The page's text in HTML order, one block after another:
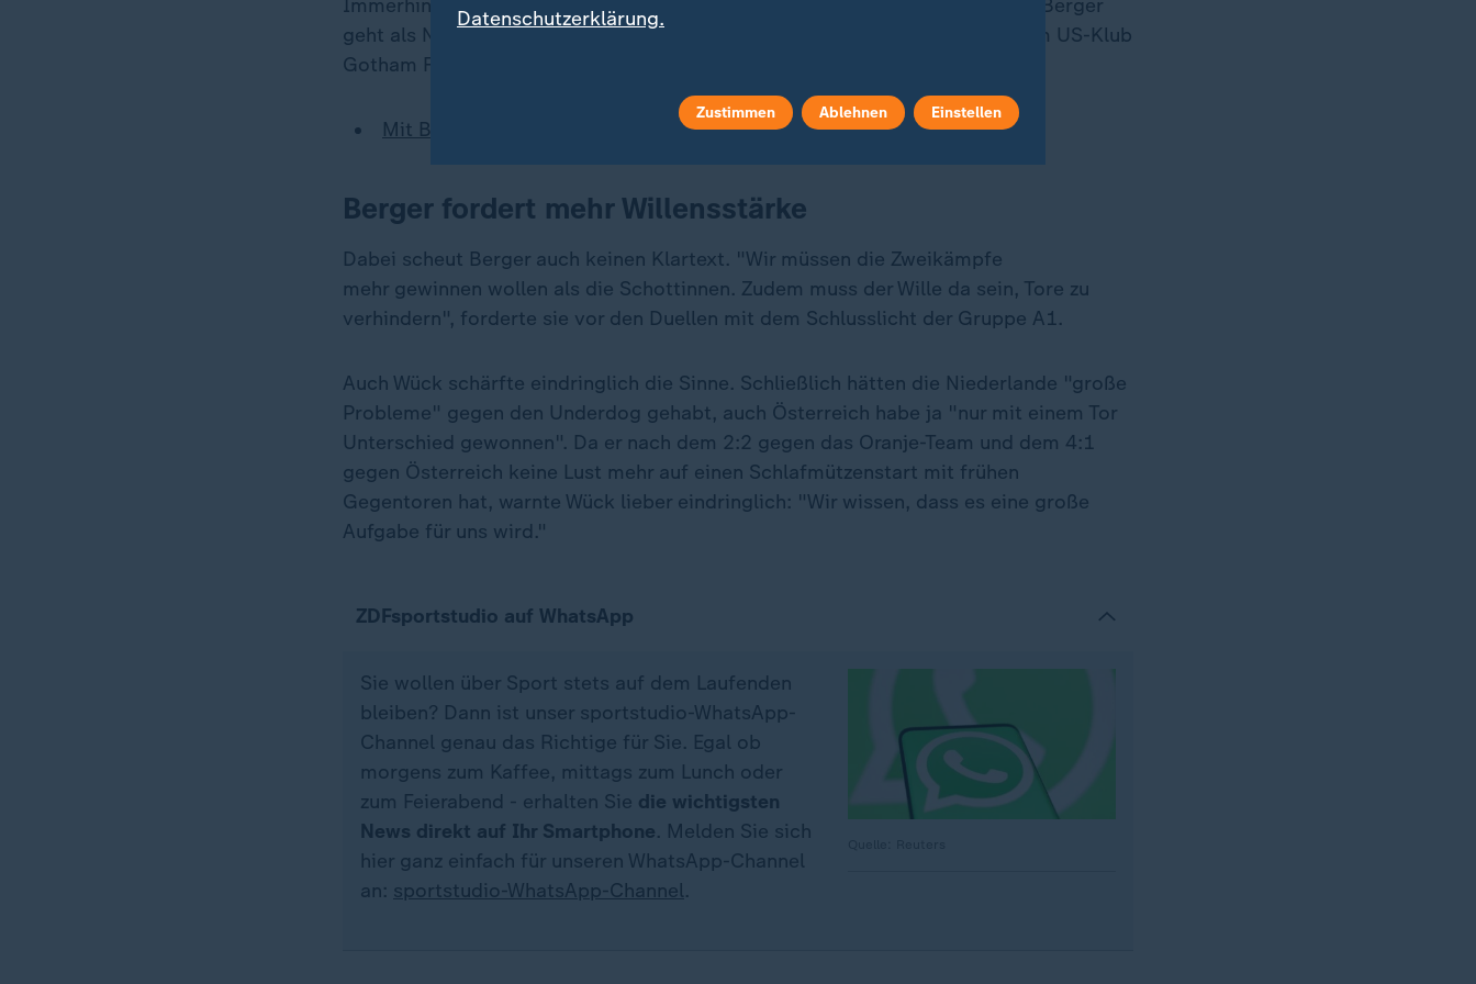
Immerhin im Tor gibt es jetzt klare Verhältnisse. Olympia-Heldin Ann-Katrin Berger
geht als Nummer eins ins Turnier, mit ihren 34 Jahren soll die Torhüterin vom US-Klub
Gotham FC mit ihrer Erfahrung als Stabilitätsfaktor wirken.
Mit Berger im Tor zur Fußball-EM
Berger fordert mehr Willensstärke
Dabei scheut Berger auch keinen Klartext. "Wir müssen die Zweikämpfe
mehr gewinnen wollen als die Schottinnen. Zudem muss der Wille da sein, Tore zu
verhindern", forderte sie vor den Duellen mit dem Schlusslicht der Gruppe A1.
Auch Wück schärfte eindringlich die Sinne. Schließlich hätten die Niederlande "große
Probleme" gegen den Underdog gehabt, auch Österreich habe ja "nur mit einem Tor
Unterschied gewonnen". Da er nach dem 2:2 gegen das Oranje-Team und dem 4:1
gegen Österreich keine Lust mehr auf einen Schlafmützenstart mit frühen
Gegentoren hat, warnte Wück lieber eindringlich: "Wir wissen, dass es eine große
Aufgabe für uns wird."
ZDFsportstudio auf WhatsApp
Sie wollen über Sport stets auf dem Laufenden
bleiben? Dann ist unser sportstudio-WhatsApp-
Channel genau das Richtige für Sie. Egal ob
morgens zum Kaffee, mittags zum Lunch oder
zum Feierabend - erhalten Sie die wichtigsten
News direkt auf Ihr Smartphone. Melden Sie sich
hier ganz einfach für unseren WhatsApp-Channel
an: sportstudio-WhatsApp-Channel.
Datenschutzerklärung.
Zustimmen Ablehnen Einstellen